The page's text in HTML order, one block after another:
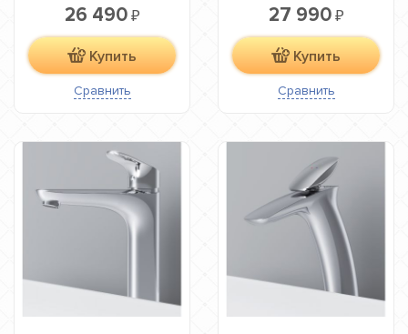
26 490₽
Купить
Сравнить
27 990₽
Купить
Сравнить